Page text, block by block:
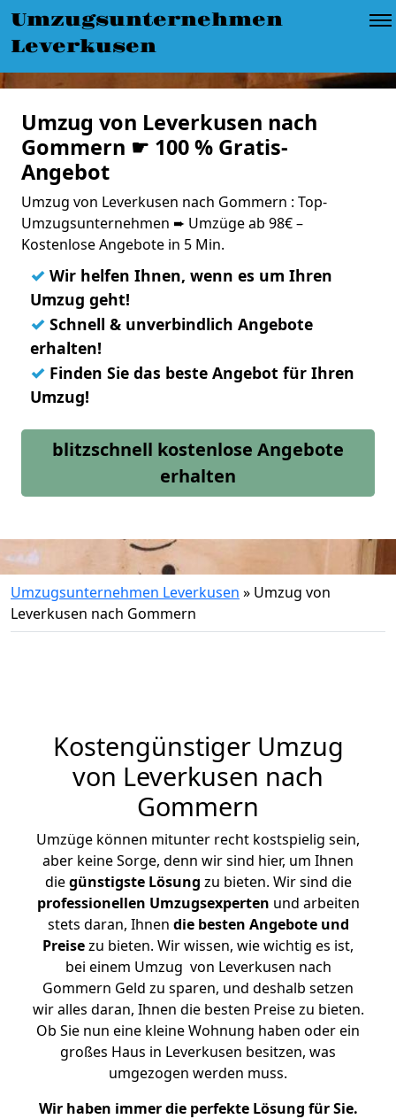
Umzugsunternehmen
Leverkusen
Umzug von Leverkusen nach
Gommern ☛ 100 % Gratis-
Angebot
Umzug von Leverkusen nach Gommern : Top-
Umzugsunternehmen ➨ Umzüge ab 98€ –
Kostenlose Angebote in 5 Min.
✓ Wir helfen Ihnen, wenn es um Ihren
Umzug geht!
✓ Schnell & unverbindlich Angebote
erhalten!
✓ Finden Sie das beste Angebot für Ihren
Umzug!
blitzschnell kostenlose Angebote
erhalten
Umzugsunternehmen Leverkusen » Umzug von
Leverkusen nach Gommern
Kostengünstiger Umzug
von Leverkusen nach
Gommern
Umzüge können mitunter recht kostspielig sein,
aber keine Sorge, denn wir sind hier, um Ihnen
diegünstigste Lösung zu bieten. Wir sind die
professionellen Umzugsexperten und arbeiten
stets daran, Ihnen die besten Angebote und
Preisezu bieten. Wir wissen, wie wichtig es ist,
bei einem Umzug von Leverkusen nach
Gommern Geld zu sparen, und deshalb setzen
wir alles daran, Ihnen die besten Preise zu bieten.
Ob Sie nun eine kleine Wohnung haben oder ein
großes Haus in Leverkusen besitzen, was
umgezogen werden muss.
Wir haben immer die perfekte Lösung für Sie.